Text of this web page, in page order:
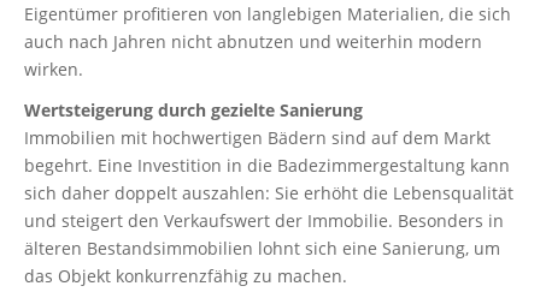
Eigentümer profitieren von langlebigen Materialien, die sich
auch nach Jahren nicht abnutzen und weiterhin modern
wirken.
Wertsteigerung durch gezielte Sanierung
Immobilien mit hochwertigen Bädern sind auf dem Markt
begehrt. Eine Investition in die Badezimmergestaltung kann
sich daher doppelt auszahlen: Sie erhöht die Lebensqualität
und steigert den Verkaufswert der Immobilie. Besonders in
älteren Bestandsimmobilien lohnt sich eine Sanierung, um
das Objekt konkurrenzfähig zu machen.